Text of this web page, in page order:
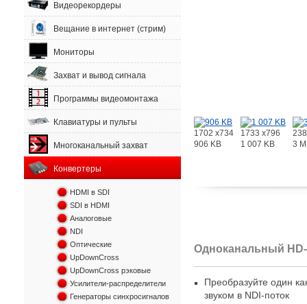
Видеорекордеры
Вещание в интернет (стрим)
Мониторы
Захват и вывод сигнала
Программы видеомонтажа
Клавиатуры и пульты
Многоканальный захват
Конвертеры
HDMI в SDI
SDI в HDMI
Аналоговые
NDI
Оптические
UpDownCross
UpDownCross рэковые
Усилители-распределители
Генераторы синхросигналов
1702 x734
906 KB
1733 x796
1 007 KB
3
Одноканальный
Преобразуйте один
звуком в NDI-поток